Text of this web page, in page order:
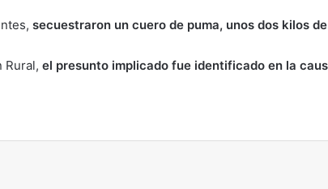
secuestraron un cuero de puma, unos dos kilos
Rural, el presunto implicado fue identificado en la